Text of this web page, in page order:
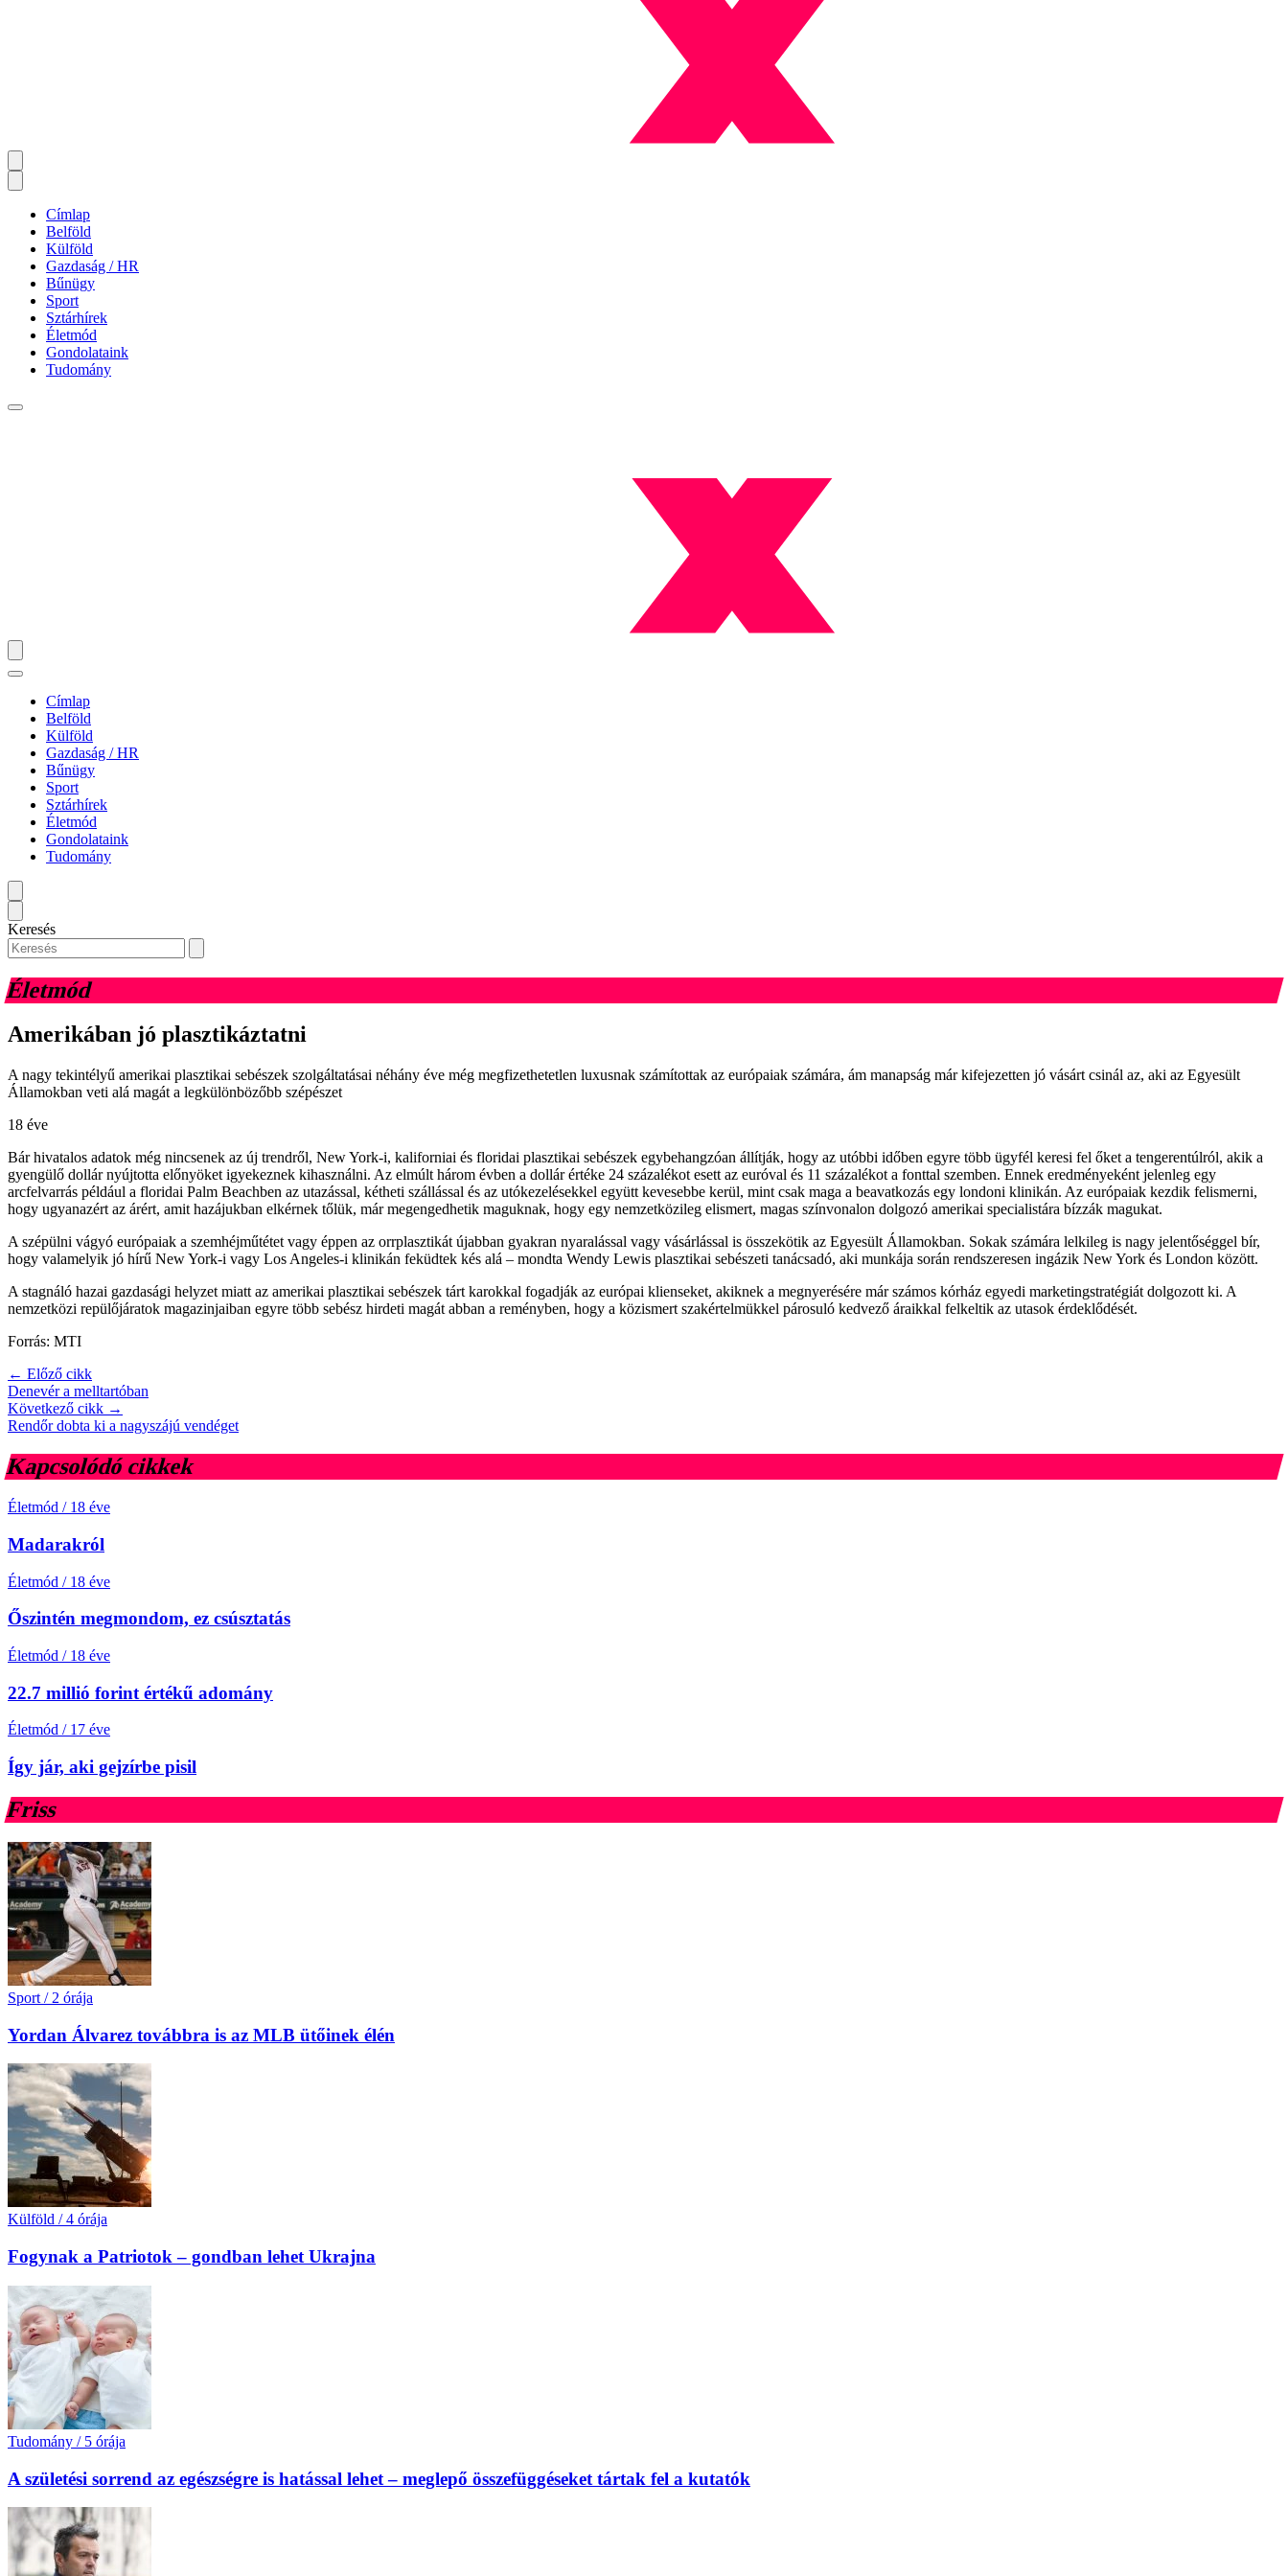
Címlap
Belföld
Külföld
Gazdaság / HR
Bűnügy
Sport
Sztárhírek
Életmód
Gondolataink
Tudomány
Címlap
Belföld
Külföld
Gazdaság / HR
Bűnügy
Sport
Sztárhírek
Életmód
Gondolataink
Tudomány
Keresés
Életmód
Amerikában jó plasztikáztatni
A nagy tekintélyű amerikai plasztikai sebészek szolgáltatásai néhány éve még megfizethetetlen luxusnak számítottak az európaiak számára, ám manapság már kifejezetten jó vásárt csinál az, aki az Egyesült
Államokban veti alá magát a legkülönbözőbb szépészet
18 éve
Bár hivatalos adatok még nincsenek az új trendről, New York-i, kaliforniai és floridai plasztikai sebészek egybehangzóan állítják, hogy az utóbbi időben egyre több ügyfél keresi fel őket a tengerentúlról, akik a
gyengülő dollár nyújtotta előnyöket igyekeznek kihasználni. Az elmúlt három évben a dollár értéke 24 százalékot esett az euróval és 11 százalékot a fonttal szemben. Ennek eredményeként jelenleg egy
arcfelvarrás például a floridai Palm Beachben az utazással, kétheti szállással és az utókezelésekkel együtt kevesebbe kerül, mint csak maga a beavatkozás egy londoni klinikán. Az európaiak kezdik felismerni,
hogy ugyanazért az árért, amit hazájukban elkérnek tőlük, már megengedhetik maguknak, hogy egy nemzetközileg elismert, magas színvonalon dolgozó amerikai specialistára bízzák magukat.
A szépülni vágyó európaiak a szemhéjműtétet vagy éppen az orrplasztikát újabban gyakran nyaralással vagy vásárlással is összekötik az Egyesült Államokban. Sokak számára lelkileg is nagy jelentőséggel bír,
hogy valamelyik jó hírű New York-i vagy Los Angeles-i klinikán feküdtek kés alá – mondta Wendy Lewis plasztikai sebészeti tanácsadó, aki munkája során rendszeresen ingázik New York és London között.
A stagnáló hazai gazdasági helyzet miatt az amerikai plasztikai sebészek tárt karokkal fogadják az európai klienseket, akiknek a megnyerésére már számos kórház egyedi marketingstratégiát dolgozott ki. A
nemzetközi repülőjáratok magazinjaiban egyre több sebész hirdeti magát abban a reményben, hogy a közismert szakértelmükkel párosuló kedvező áraikkal felkeltik az utasok érdeklődését.
Forrás: MTI
← Előző cikk
Denevér a melltartóban
Következő cikk →
Rendőr dobta ki a nagyszájú vendéget
Kapcsolódó cikkek
Életmód / 18 éve
Madarakról
Életmód / 18 éve
Őszintén megmondom, ez csúsztatás
Életmód / 18 éve
22.7 millió forint értékű adomány
Életmód / 17 éve
Így jár, aki gejzírbe pisil
Friss
Sport / 2 órája
Yordan Álvarez továbbra is az MLB ütőinek élén
Külföld / 4 órája
Fogynak a Patriotok – gondban lehet Ukrajna
Tudomány / 5 órája
A születési sorrend az egészségre is hatással lehet – meglepő összefüggéseket tártak fel a kutatók